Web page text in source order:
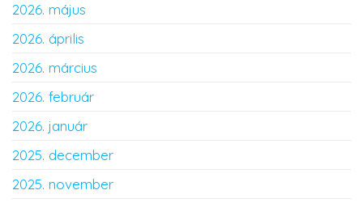
2026. május
2026. április
2026. március
2026. február
2026. január
2025. december
2025. november